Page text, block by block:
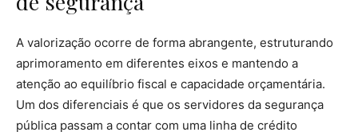
A valorização ocorre de forma abrangente, estruturando
aprimoramento em diferentes eixos e mantendo a
atenção ao equilíbrio fiscal e capacidade orçamentária.
Um dos diferenciais é que os servidores da segurança
pública passam a contar com uma linha de crédito